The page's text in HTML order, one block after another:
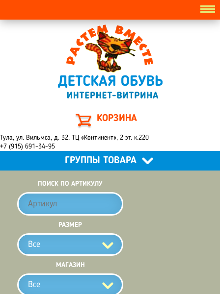
КОРЗИНА
Тула, ул. Вильмса, д. 32, ТЦ «Континент», 2 эт. к.220
+7 (915) 691-34-95
ГРУППЫ ТОВАРА
ПОИСК ПО АРТИКУЛУ
РАЗМЕР
Все
МАГАЗИН
Все